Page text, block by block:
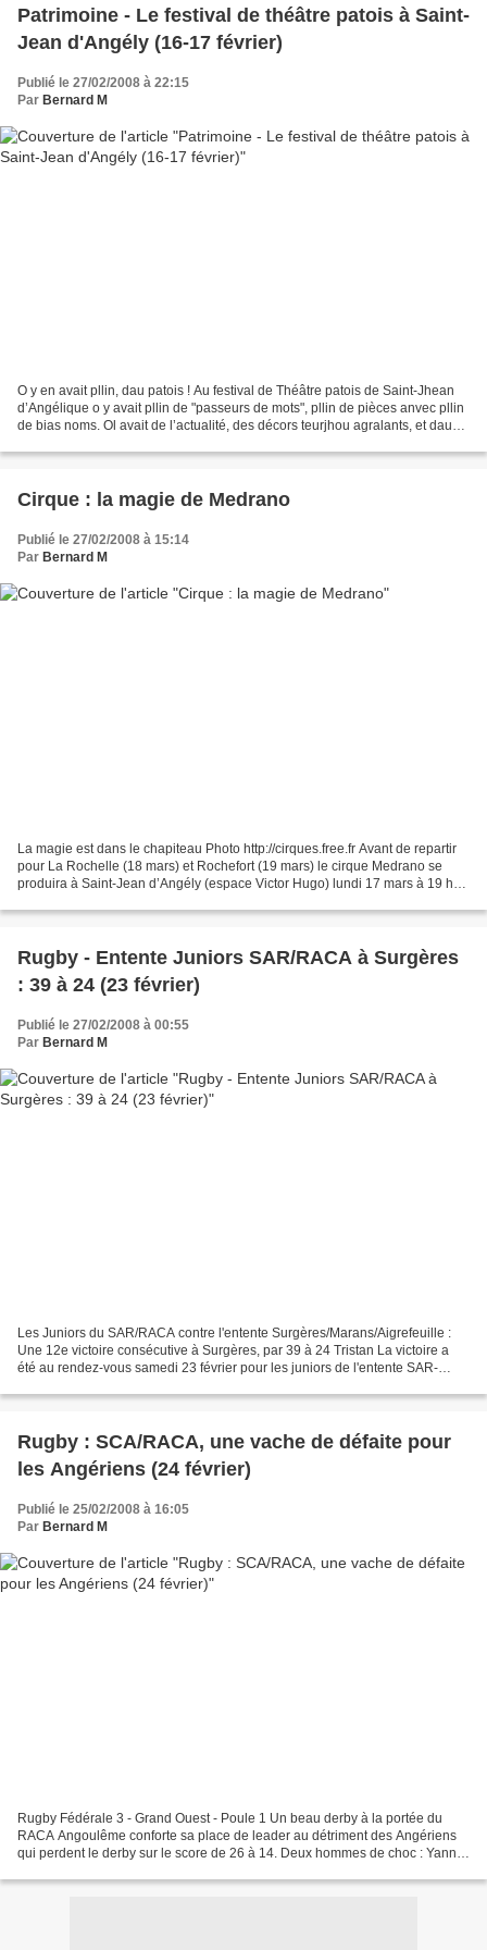
Patrimoine - Le festival de théâtre patois à Saint-
Jean d'Angély (16-17 février)
Publié le 27/02/2008 à 22:15
Par Bernard M
O y en avait pllin, dau patois ! Au festival de Théâtre patois de Saint-Jhean
d’Angélique o y avait pllin de "passeurs de mots", pllin de pièces anvec pllin
de bias noms. Ol avait de l’actualité, des décors teurjhou agralants, et dau
Cirque : la magie de Medrano
Publié le 27/02/2008 à 15:14
Par Bernard M
La magie est dans le chapiteau Photo http://cirques.free.fr Avant de repartir
pour La Rochelle (18 mars) et Rochefort (19 mars) le cirque Medrano se
produira à Saint-Jean d’Angély (espace Victor Hugo) lundi 17 mars à 19 h
Rugby - Entente Juniors SAR/RACA à Surgères
: 39 à 24 (23 février)
Publié le 27/02/2008 à 00:55
Par Bernard M
Les Juniors du SAR/RACA contre l'entente Surgères/Marans/Aigrefeuille :
Une 12e victoire consécutive à Surgères, par 39 à 24 Tristan La victoire a
été au rendez-vous samedi 23 février pour les juniors de l'entente SAR-
Rugby : SCA/RACA, une vache de défaite pour
les Angériens (24 février)
Publié le 25/02/2008 à 16:05
Par Bernard M
Rugby Fédérale 3 - Grand Ouest - Poule 1 Un beau derby à la portée du
RACA Angoulême conforte sa place de leader au détriment des Angériens
qui perdent le derby sur le score de 26 à 14. Deux hommes de choc : Yann